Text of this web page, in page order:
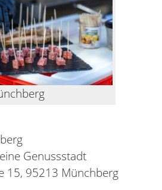
Genussstadt
15, 95213 Münchberg